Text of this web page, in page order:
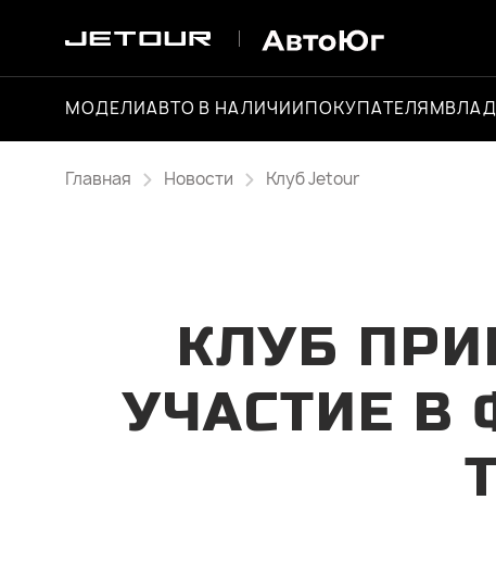
МОДЕЛИАВТО В НАЛИЧИИПОКУПАТЕЛЯМ
Главная Новости Клуб Jetour
КЛУБ
УЧАСТИЕ В